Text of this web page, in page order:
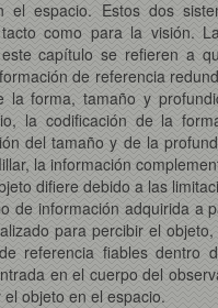
el espacio. Estos dos
como para la visión.
capítulo se refieren a
de referencia
la forma, tamaño y
la codificación de la
del tamaño y de la
la información
difiere debido a las
de información adquirida a
para percibir el
referencia fiables dentro
en el cuerpo del
objeto en el espacio.